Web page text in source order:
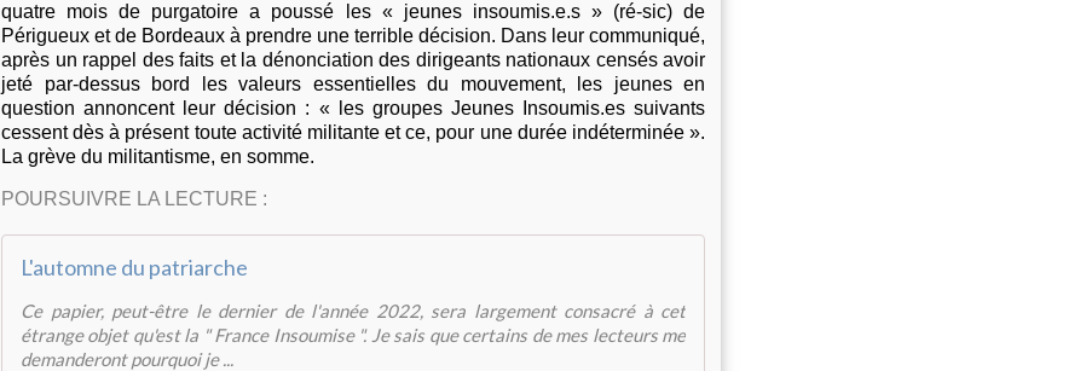
quatre mois de purgatoire a poussé les « jeunes insoumis.e.s » (ré-sic) de
Périgueux et de Bordeaux à prendre une terrible décision. Dans leur communiqué,
après un rappel des faits et la dénonciation des dirigeants nationaux censés avoir
jeté par-dessus bord les valeurs essentielles du mouvement, les jeunes en
question annoncent leur décision : « les groupes Jeunes Insoumis.es suivants
cessent dès à présent toute activité militante et ce, pour une durée indéterminée ».
La grève du militantisme, en somme.
POURSUIVRE LA LECTURE :
L'automne du patriarche
Ce papier, peut-être le dernier de l'année 2022, sera largement consacré à cet
étrange objet qu'est la " France Insoumise ". Je sais que certains de mes lecteurs me
demanderont pourquoi je ...